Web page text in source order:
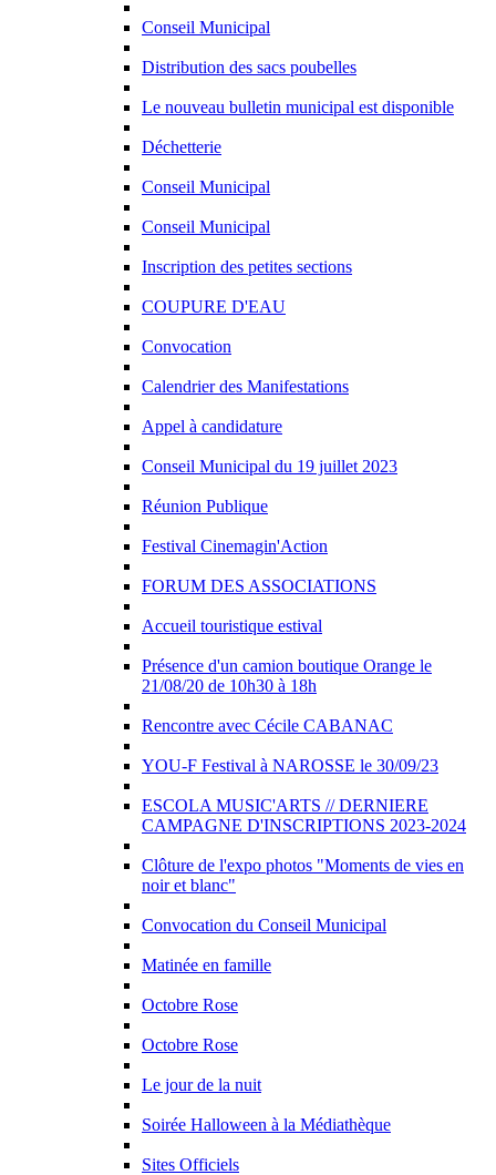
Conseil Municipal
Distribution des sacs poubelles
Le nouveau bulletin municipal est disponible
Déchetterie
Conseil Municipal
Conseil Municipal
Inscription des petites sections
COUPURE D'EAU
Convocation
Calendrier des Manifestations
Appel à candidature
Conseil Municipal du 19 juillet 2023
Réunion Publique
Festival Cinemagin'Action
FORUM DES ASSOCIATIONS
Accueil touristique estival
Présence d'un camion boutique Orange le
21/08/20 de 10h30 à 18h
Rencontre avec Cécile CABANAC
YOU-F Festival à NAROSSE le 30/09/23
ESCOLA MUSIC'ARTS // DERNIERE
CAMPAGNE D'INSCRIPTIONS 2023-2024
Clôture de l'expo photos "Moments de vies en
noir et blanc"
Convocation du Conseil Municipal
Matinée en famille
Octobre Rose
Octobre Rose
Le jour de la nuit
Soirée Halloween à la Médiathèque
Sites Officiels